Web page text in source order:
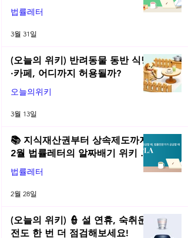
총정리! | 2026년 3월 네플라 법률
레터
법률레터
3월 31일
(오늘의 위키) 반려동물 동반 식당
·카페, 어디까지 허용될까?
오늘의위키
3월 13일
📚 지식재산권부터 상속제도까지,
2월 법률레터의 알짜배기 위키 모
음! | 2026년 2월 네플라 법률레터
법률레터
2월 28일
(오늘의 위키) 👮 설 연휴, 숙취운
전도 한 번 더 점검해보세요!